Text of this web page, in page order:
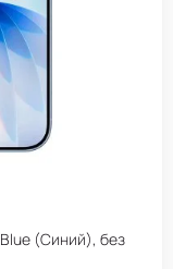
(Синий), без